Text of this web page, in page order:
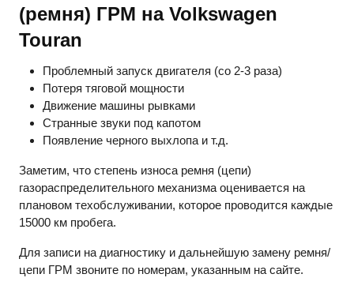
(ремня) ГРМ на Volkswagen
Touran
Проблемный запуск двигателя (со 2-3 раза)
Потеря тяговой мощности
Движение машины рывками
Странные звуки под капотом
Появление черного выхлопа и т.д.
Заметим, что степень износа ремня (цепи)
газораспределительного механизма оценивается на
плановом техобслуживании, которое проводится каждые
15000 км пробега.
Для записи на диагностику и дальнейшую замену ремня/
цепи ГРМ звоните по номерам, указанным на сайте.